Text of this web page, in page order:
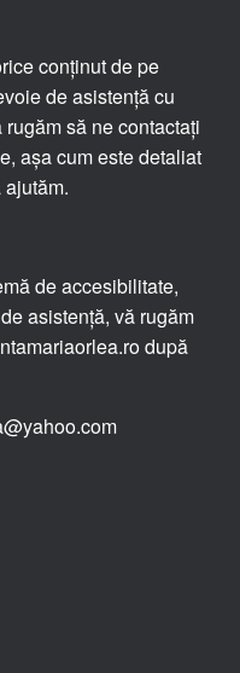
conținut de pe
de asistență cu
să ne contactați
așa cum este detaliat
de accesibilitate,
asistență, vă rugăm
după